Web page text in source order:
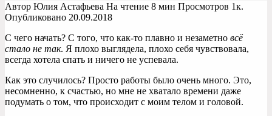
Автор Юлия Астафьева На чтение 8 мин Просмотров 1к.
Опубликовано 20.09.2018
С чего начать? С того, что как-то плавно и незаметно всё
стало не так. Я плохо выглядела, плохо себя чувствовала,
всегда хотела спать и ничего не успевала.
Как это случилось? Просто работы было очень много. Это,
несомненно, к счастью, но мне не хватало времени даже
подумать о том, что происходит с моим телом и головой.